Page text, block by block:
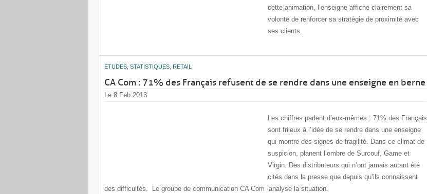
cette animation, l’enseigne affiche clairement sa
volonté de renforcer sa stratégie de proximité avec
ses clients.
ETUDES, STATISTIQUES RETAIL
CA Com : 71% des Français refusent de se rendre dans une enseigne en berne
Le 8 Feb 2013
Les chiffres parlent d’eux-mêmes : 71% des Français
sont frileux à l’idée de se rendre dans une enseigne
qui montre des signes de fragilité. Dans ce climat de
suspicion, planent l’ombre de Surcouf, Game et
Virgin. Des distributeurs qui n’ont jamais autant été
cités dans la presse que depuis qu’ils connaissent
des difficultés. Le groupe de communication CA Com analyse la situation.